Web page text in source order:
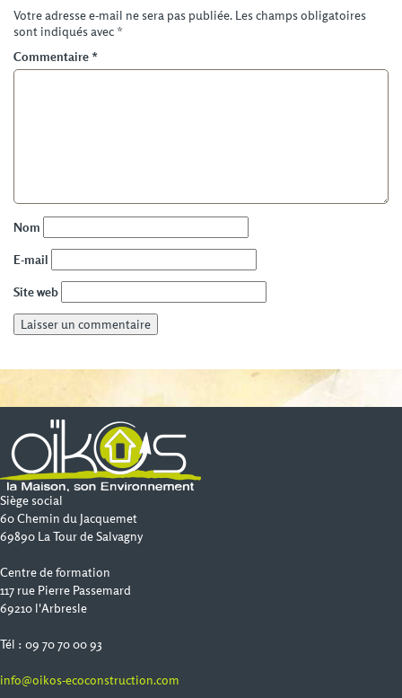
Votre adresse e-mail ne sera pas publiée. Les champs obligatoires
sont indiqués avec *
Commentaire *
Nom
E-mail
Site web
Siège social
60 Chemin du Jacquemet
69890 La Tour de Salvagny
Centre de formation
117 rue Pierre Passemard
69210 l'Arbresle
Tél : 09 70 70 00 93
info@oikos-ecoconstruction.com